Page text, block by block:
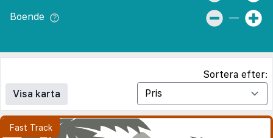
Boende —
Visa karta
Sortera efter: